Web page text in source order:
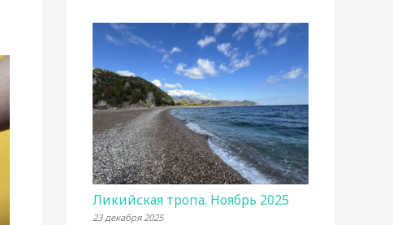
Ликийская тропа. Ноябрь 2025
23 декабря 2025